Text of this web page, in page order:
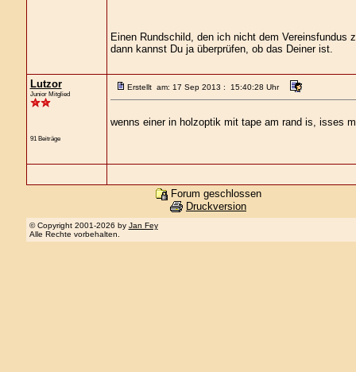
Einen Rundschild, den ich nicht dem Vereinsfundus
dann kannst Du ja überprüfen, ob das Deiner ist.
Lutzor
Junior Mitglied
91 Beiträge
Erstellt am: 17 Sep 2013 : 15:40:28 Uhr
wenns einer in holzoptik mit tape am rand is, isses
Forum geschlossen
Druckversion
© Copyright 2001-2026 by Jan Fey
Alle Rechte vorbehalten.